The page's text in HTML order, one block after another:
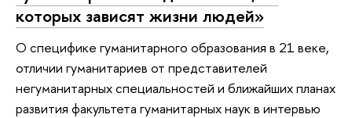
которых зависят жизни людей»
О специфике гуманитарного образования в 21 веке,
отличии гуманитариев от представителей
негуманитарных специальностей и ближайших планах
развития факультета гуманитарных наук в интервью